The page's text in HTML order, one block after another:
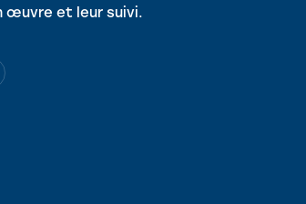
œuvre et leur suivi.